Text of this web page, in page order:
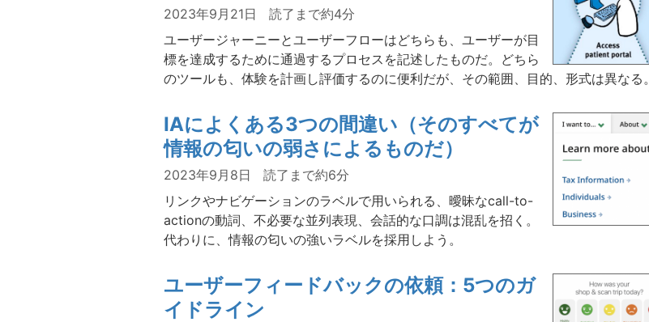
2023年9月21日
読了まで約4分
ユーザージャーニーとユーザーフローはどちらも、ユーザーが目
標を達成するために通過するプロセスを記述したものだ。どちら
のツールも、体験を計画し評価するのに便利だが、その範囲、目的、形式は異なる。
IAによくある3つの間違い（そのすべてが
情報の匂いの弱さによるものだ）
2023年9月8日
読了まで約6分
リンクやナビゲーションのラベルで用いられる、曖昧なcall-to-
actionの動詞、不必要な並列表現、会話的な口調は混乱を招く。
代わりに、情報の匂いの強いラベルを採用しよう。
ユーザーフィードバックの依頼：5つのガ
イドライン